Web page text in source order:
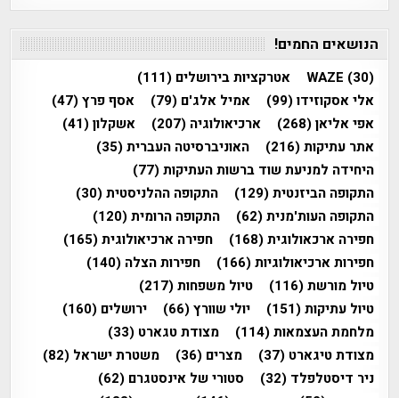
הנושאים החמים!
WAZE (30) אטרקציות בירושלים (111)
אלי אסקוזידו(99) אמיל אלג'ם (79) אסף פרץ(47)
אפי אליאן(268) ארכיאולוגיה (207) אשקלון(41)
אתר עתיקות(216) האוניברסיטה העברית(35)
היחידה למניעת שוד ברשות העתיקות(77)
התקופה הביזנטית(129) התקופה ההלניסטית(30)
התקופה העות'מנית(62) התקופה הרומית(120)
חפירה ארכאולוגית(168) חפירה ארכיאולוגית(165)
חפירות ארכיאולוגיות(166) חפירות הצלה (140)
טיול מורשת(116) טיול משפחות(217)
טיול עתיקות(151) יולי שוורץ(66) ירושלים (160)
מלחמת העצמאות(114) מצודת טגארט (33)
מצודת טיגארט (37) מצרים (36) משטרת ישראל (82)
ניר דיסטלפלד (32) סטורי של אינסטגרם (62)